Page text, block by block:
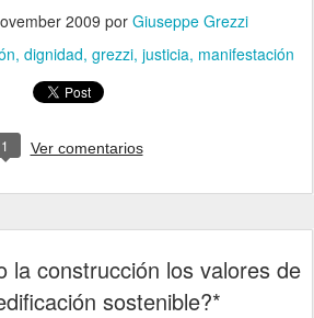
2009 por Giuseppe Grezzi
dignidad grezzi justicia manifestación
1 Ver comentarios
la construcción los valores de
sostenible?*